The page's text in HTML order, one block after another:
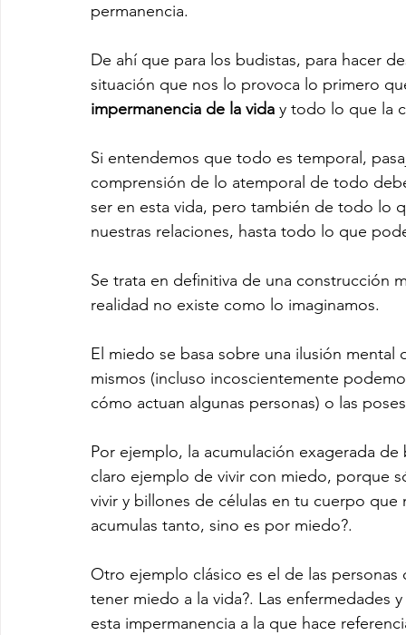
permanencia.
De ahí que para los budistas, para hacer
situación que nos lo provoca lo primero
impermanencia de la vida y todo lo que la
Si entendemos que todo es temporal,
comprensión de lo atemporal de todo
ser en esta vida, pero también de todo lo
nuestras relaciones, hasta todo lo que
Se trata en definitiva de una construcción
realidad no existe como lo imaginamos.
El miedo se basa sobre una ilusión
mismos (incluso incoscientemente
cómo actuan algunas personas) o las
Por ejemplo, la acumulación exagerada
claro ejemplo de vivir con miedo, porque
vivir y billones de células en tu cuerpo
acumulas tanto, sino es por miedo?.
Otro ejemplo clásico es el de las
tener miedo a la vida?. Las enfermedades
esta impermanencia a la que hace